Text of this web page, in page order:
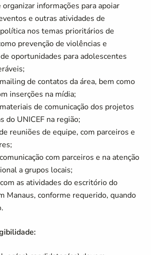
organizar informações para apoiar
e outras atividades de
nos temas prioritários de
prevenção de violências e
oportunidades para adolescentes
de contatos da área, bem como
inserções na mídia;
de comunicação dos projetos
do UNICEF na região;
reuniões de equipe, com parceiros e
com parceiros e na atenção
a grupos locais;
as atividades do escritório do
Manaus, conforme requerido, quando